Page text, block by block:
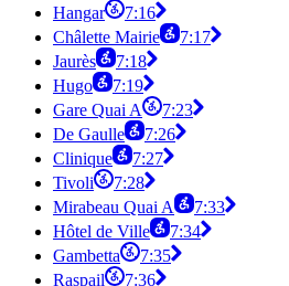
Hangar
7:16
Châlette Mairie
7:17
Jaurès
7:18
Hugo
7:19
Gare Quai A
7:23
De Gaulle
7:26
Clinique
7:27
Tivoli
7:28
Mirabeau Quai A
7:33
Hôtel de Ville
7:34
Gambetta
7:35
Raspail
7:36